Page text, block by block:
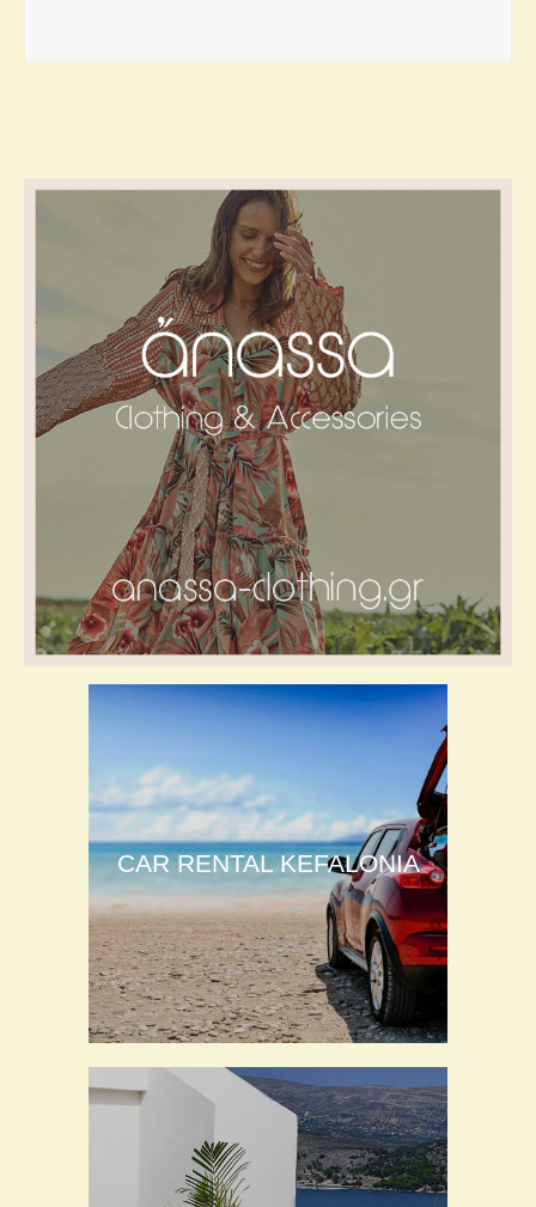
CAR RENTAL KEFALONIA